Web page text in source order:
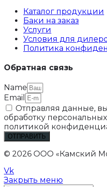
Каталог продукции
Баки на заказ
Услуги
Условия для
Политика
Обратная связь
Name
Email
Отправляя данные,
обработку
политикой
ОТПРАВИТЬ
© 2026 ООО «Камский
Vk
Закрыть меню